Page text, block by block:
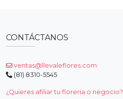
CONTÁCTANOS
ventas@llevaleflores.com
(81) 8310-5545
¿Quieres afiliar tu floreria o negocio?